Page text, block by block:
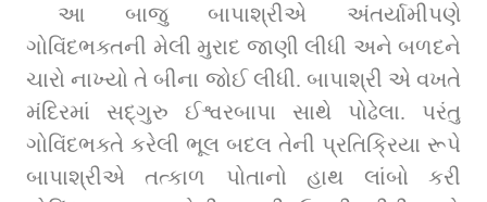
આ બાજુ બાપાશ્રીએ અંતર્યામીપણે
ગોવિંદભક્તની મેલી મુરાદ જાણી લીધી અને બળદને
ચારો નાખ્યો તે બીના જોઈ લીધી. બાપાશ્રી એ વખતે
મંદિરમાં સદ્‌ગુરુ ઈશ્વરબાપા સાથે પોઢેલા. પરંતુ
ગોવિંદભક્તે કરેલી ભૂલ બદલ તેની પ્રતિક્રિયા રૂપે
બાપાશ્રીએ તત્કાળ પોતાનો હાથ લાંબો કરી